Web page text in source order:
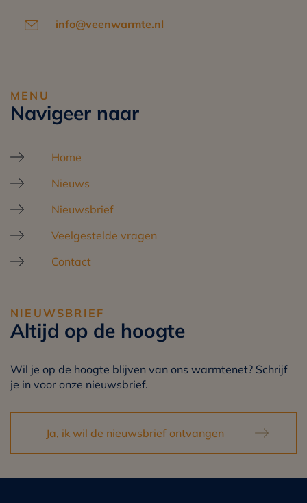
info@veenwarmte.nl
MENU
Navigeer naar
Home
Nieuws
Nieuwsbrief
Veelgestelde vragen
Contact
NIEUWSBRIEF
Altijd op de hoogte
Wil je op de hoogte blijven van ons warmtenet? Schrijf
je in voor onze nieuwsbrief.
Ja, ik wil de nieuwsbrief ontvangen